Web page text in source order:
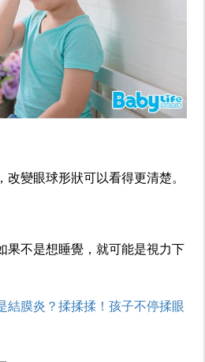
改變眼球形狀可以看得更清楚。
果不是想睡覺，就可能是視力下
結膜炎？揉揉揉！孩子不停揉眼